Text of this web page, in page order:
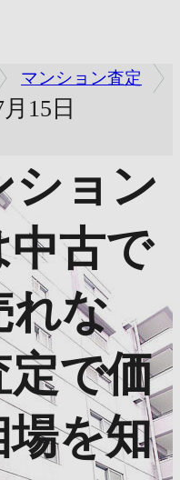
マンション査定
15日
ション
中古で
れな
定で価
を知